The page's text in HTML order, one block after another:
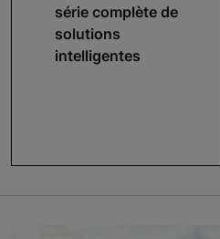
série complète de
solutions
intelligentes